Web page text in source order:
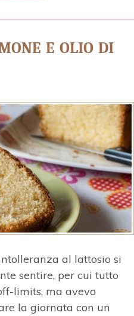
e olio di
al lattosio si
sentire, per cui tutto
limits, ma avevo
la giornata con un